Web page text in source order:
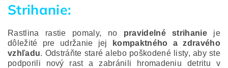
Strihanie:
Rastlina rastie pomaly, no pravidelné strihanie je
dôležité pre udržanie jej
kompaktného a zdravého
vzhľadu. Odstráňte staré alebo poškodené listy, aby ste
podporili nový rast a zabránili hromadeniu detritu v